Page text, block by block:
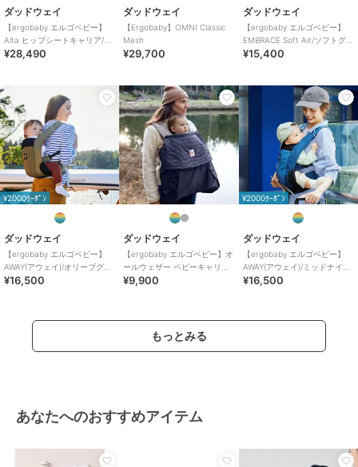
ベビー用品・おもちゃ
抱っこ
ひも・スリング
ガールズ
ベビー用品・おもちゃ
抱っこ
カラー カラー
サイズ F
素材
表地・裏地：ポリエステル100%、
シート芯材：発泡ポリプロピレン
商品のお取り扱い方法
原産国 インド
ダッドウェイ
【ergobaby エルゴベビー】
Alta ヒップシートキャリア/オ
ニキスブラック
¥28,490
ダッドウェイ
【Ergobaby】OMNI Classic
Mesh
¥29,700
ダッドウェイ
【ergobaby エルゴベビー】
EMBRACE Soft Air/ソフトグレ
ー
¥15,400
¥2000ｸｰﾎﾟﾝ
ダッドウェイ
【ergobaby エルゴベビー】
AWAY(アウェイ)/オリーブグリ
ーン
¥16,500
ダッドウェイ
【ergobaby エルゴベビー】オ
ールウェザー ベビーキャリア
カバー/チャコール
¥9,900
¥2000ｸｰﾎﾟﾝ
ダッドウェイ
【ergobaby エルゴベビー】
AWAY(アウェイ)/ミッドナイト
ブルー
¥16,500
もっとみる
あなたへのおすすめアイテム